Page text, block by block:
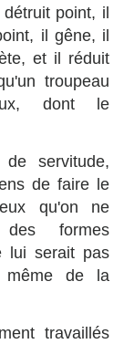
point, il
il gêne, il
et il réduit
troupeau
dont le
servitude,
de faire le
qu'on ne
des formes
lui serait pas
même de la
travaillés